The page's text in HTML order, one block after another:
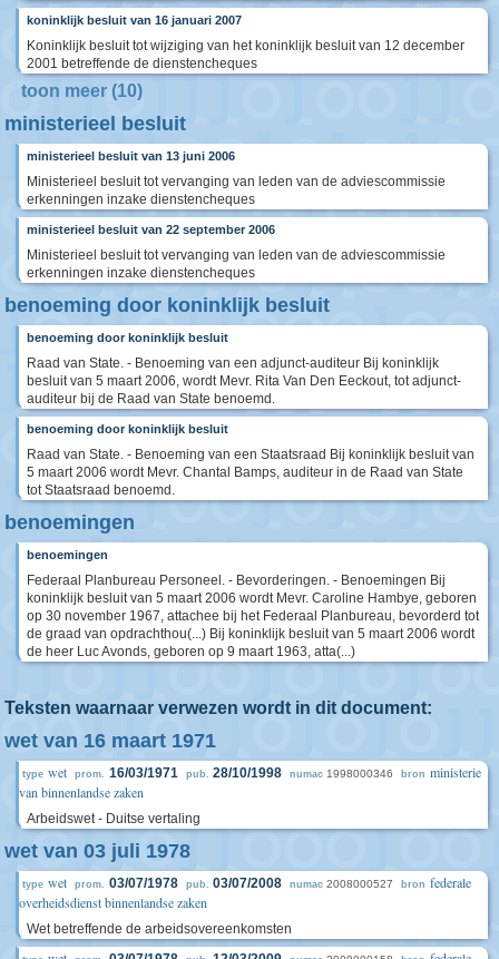
koninklijk besluit van 16 januari 2007
Koninklijk besluit tot wijziging van het koninklijk besluit van 12 december
2001 betreffende de dienstencheques
toon meer (10)
ministerieel besluit
ministerieel besluit van 13 juni 2006
Ministerieel besluit tot vervanging van leden van de adviescommissie
erkenningen inzake dienstencheques
ministerieel besluit van 22 september 2006
Ministerieel besluit tot vervanging van leden van de adviescommissie
erkenningen inzake dienstencheques
benoeming door koninklijk besluit
benoeming door koninklijk besluit
Raad van State. - Benoeming van een adjunct-auditeur Bij koninklijk
besluit van 5 maart 2006, wordt Mevr. Rita Van Den Eeckout, tot adjunct-
auditeur bij de Raad van State benoemd.
benoeming door koninklijk besluit
Raad van State. - Benoeming van een Staatsraad Bij koninklijk besluit van
5 maart 2006 wordt Mevr. Chantal Bamps, auditeur in de Raad van State
tot Staatsraad benoemd.
benoemingen
benoemingen
Federaal Planbureau Personeel. - Bevorderingen. - Benoemingen Bij
koninklijk besluit van 5 maart 2006 wordt Mevr. Caroline Hambye, geboren
op 30 november 1967, attachee bij het Federaal Planbureau, bevorderd tot
de graad van opdrachthou(...) Bij koninklijk besluit van 5 maart 2006 wordt
de heer Luc Avonds, geboren op 9 maart 1963, atta(...)
Teksten waarnaar verwezen wordt in dit document:
wet van 16 maart 1971
type wet prom. 16/03/1971 pub. 28/10/1998 numac 1998000346 bron ministerie
van binnenlandse zaken
Arbeidswet - Duitse vertaling
wet van 03 juli 1978
type wet prom. 03/07/1978 pub. 03/07/2008 numac 2008000527 bron federale
overheidsdienst binnenlandse zaken
Wet betreffende de arbeidsovereenkomsten